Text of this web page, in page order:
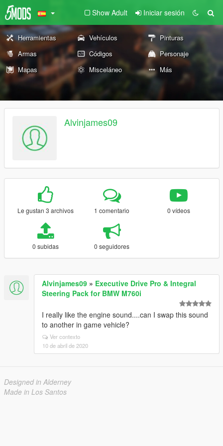
Show Adult Iniciar sesión
Herramientas Vehículos
Pinturas
Armas
Códigos
Personaje
Mapas
Misceláneo Más
Alvinjames09
Le gustan 3 archivos 1 comentario 0 vídeos
0 subidas 0 seguidores
Alvinjames09 » Executive Drive Pro & Integral
Steering Pack for BMW M760i
I really like the engine sound....can I swap this sound
to another in game vehicle?
Ver contexto
10 de abril de 2020
Designed in Alderney
Made in Los Santos